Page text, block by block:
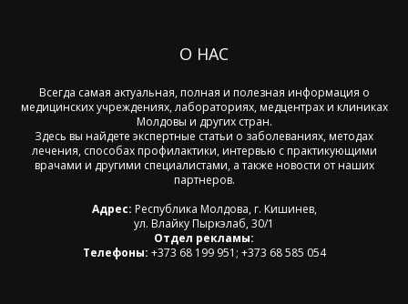
О НАС
Всегда самая актуальная, полная и полезная информация о
медицинских учреждениях, лабораториях, медцентрах и клиниках
Молдовы и других стран.
Здесь вы найдете экспертные статьи о заболеваниях, методах
лечения, способах профилактики, интервью с практикующими
врачами и другими специалистами, а также новости от наших
партнеров.
Адрес: Республика Молдова, г. Кишинев,
ул. Влайку Пыркэлаб, 30/1
Отдел рекламы:
Телефоны: +373 68 199 951; +373 68 585 054